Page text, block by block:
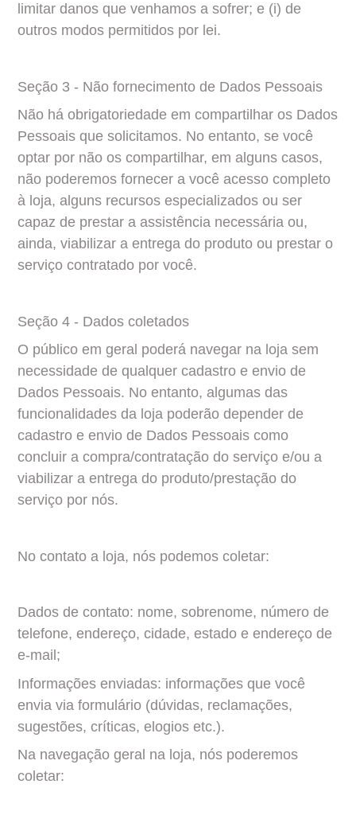
limitar danos que venhamos a sofrer; e (i) de
outros modos permitidos por lei.
Seção 3 - Não fornecimento de Dados Pessoais
Não há obrigatoriedade em compartilhar os Dados
Pessoais que solicitamos. No entanto, se você
optar por não os compartilhar, em alguns casos,
não poderemos fornecer a você acesso completo
à loja, alguns recursos especializados ou ser
capaz de prestar a assistência necessária ou,
ainda, viabilizar a entrega do produto ou prestar o
serviço contratado por você.
Seção 4 - Dados coletados
O público em geral poderá navegar na loja sem
necessidade de qualquer cadastro e envio de
Dados Pessoais. No entanto, algumas das
funcionalidades da loja poderão depender de
cadastro e envio de Dados Pessoais como
concluir a compra/contratação do serviço e/ou a
viabilizar a entrega do produto/prestação do
serviço por nós.
No contato a loja, nós podemos coletar:
Dados de contato: nome, sobrenome, número de
telefone, endereço, cidade, estado e endereço de
e-mail;
Informações enviadas: informações que você
envia via formulário (dúvidas, reclamações,
sugestões, críticas, elogios etc.).
Na navegação geral na loja, nós poderemos
coletar: